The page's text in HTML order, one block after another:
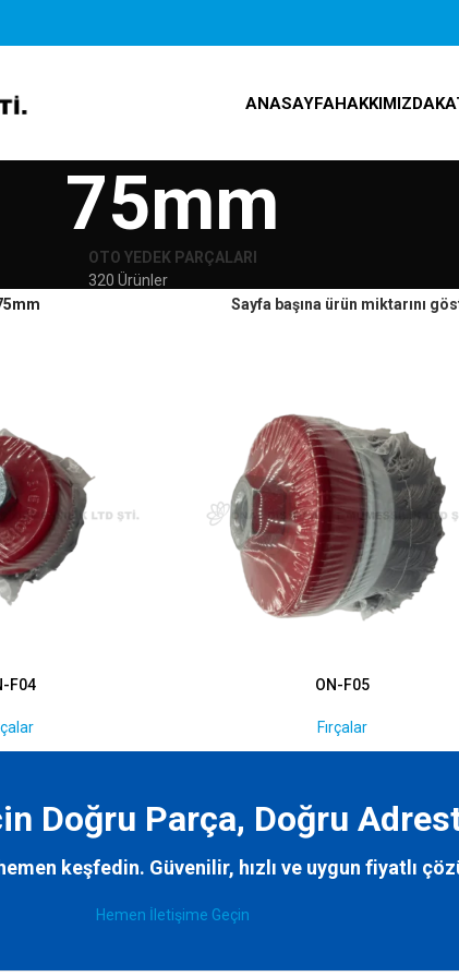
ANASAYFAHAKKIMIZDA
75mm
OTO YEDEK PARÇALARI
320 Ürünler
Sayfa başına ürün miktarını
F04 ON-F05
Fırçalar
Doğru Parça, Doğru
keşfedin. Güvenilir, hızlı ve uygun fiyatlı
Hemen İletişime Geçin